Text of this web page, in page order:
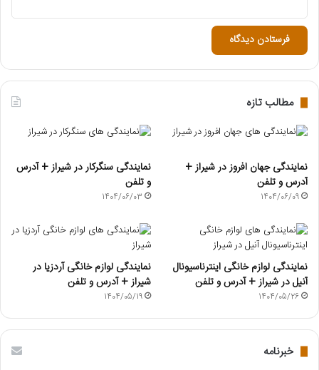
مطالب تازه
نمایندگی جهان افروز در شیراز +
آدرس و تلفن
1404/06/09
نمایندگی سنگرکار در شیراز + آدرس
و تلفن
1404/06/03
نمایندگی لوازم خانگی اینترناسیونال
آنیل در شیراز + آدرس و تلفن
1404/05/26
نمایندگی لوازم خانگی آردزیا در
شیراز + آدرس و تلفن
1404/05/19
خبرنامه